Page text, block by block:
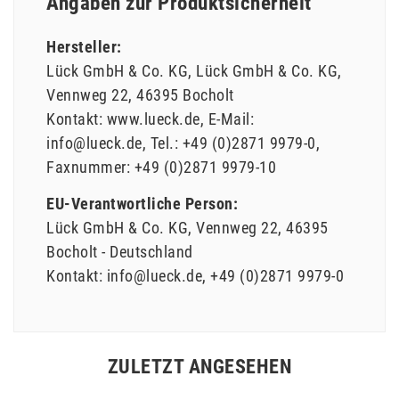
Hersteller:
Lück GmbH & Co. KG Lück GmbH & Co. KG
Vennweg 22 46395 Bocholt
Kontakt: www.lueck.de E-Mail:
info@lueck.de Tel.: +49 (0)2871 9979-0
Faxnummer: +49 (0)2871 9979-10
EU-Verantwortliche Person:
Lück GmbH & Co. KG Vennweg 22 46395
Bocholt
Deutschland
Kontakt: info@lueck.de +49 (0)2871 9979-0
ZULETZT ANGESEHEN